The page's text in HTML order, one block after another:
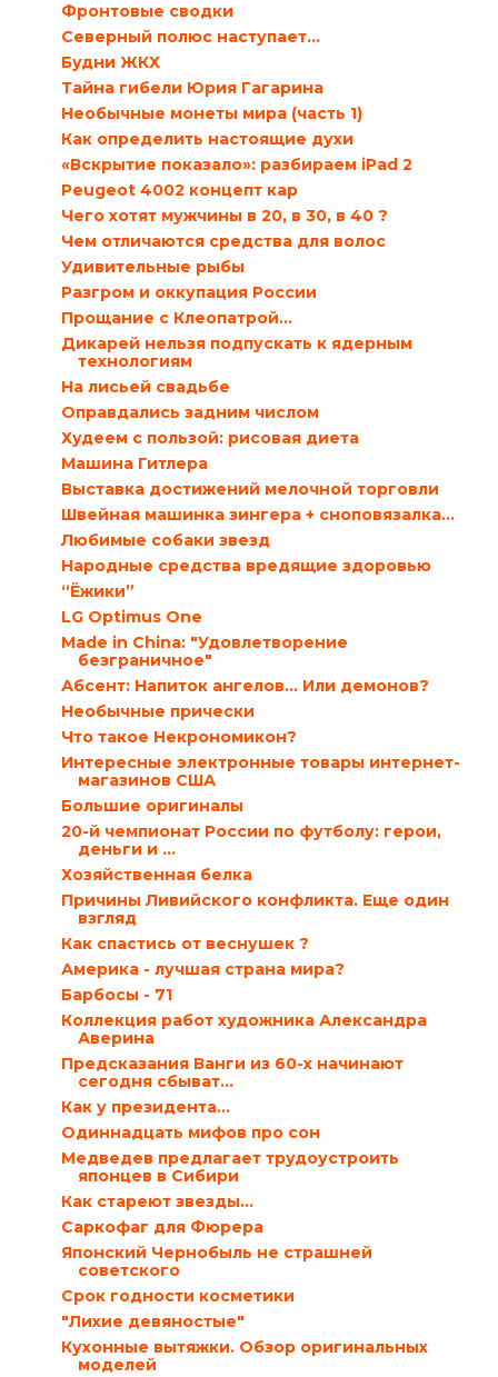
Фронтовые сводки
Северный полюс наступает…
Будни ЖКХ
Тайна гибели Юрия Гагарина
Необычные монеты мира (часть 1)
Как определить настоящие духи
«Вскрытие показало»: разбираем iPad 2
Peugeot 4002 концепт кар
Чего хотят мужчины в 20, в 30, в 40 ?
Чем отличаются средства для волос
Удивительные рыбы
Разгром и оккупация России
Прощание с Клеопатрой…
Дикарей нельзя подпускать к ядерным
технологиям
На лисьей свадьбе
Оправдались задним числом
Худеем с пользой: рисовая диета
Машина Гитлера
Выставка достижений мелочной торговли
Швейная машинка зингера + сноповязалка...
Любимые собаки звезд
Народные средства вредящие здоровью
“Ёжики”
LG Optimus One
Мade in China: "Удовлетворение
безграничное"
Абсент: Напиток ангелов… Или демонов?
Необычные прически
Что такое Некрономикон?
Интересные электронные товары интернет-
магазинов США
Большие оригиналы
20-й чемпионат России по футболу: герои,
деньги и ...
Хозяйственная белка
Причины Ливийского конфликта. Еще один
взгляд
Как спастись от веснушек ?
Америка - лучшая страна мира?
Барбосы - 71
Коллекция работ художника Александра
Аверина
Предсказания Ванги из 60-х начинают
сегодня сбыват...
Как у президента…
Одиннадцать мифов про сон
Медведев предлагает трудоустроить
японцев в Сибири
Как стареют звезды…
Саркофаг для Фюрера
Японский Чернобыль не страшней
советского
Срок годности косметики
"Лихие девяностые"
Кухонные вытяжки. Обзор оригинальных
моделей